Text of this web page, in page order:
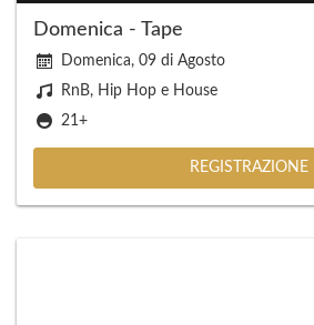
Domenica - Tape
Domenica, 09 di Agosto
RnB, Hip Hop e House
21+
REGISTRAZIONE